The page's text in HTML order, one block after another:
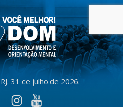
31 de julho de 2026.